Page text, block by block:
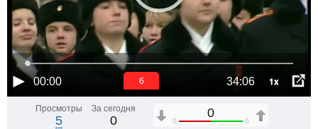
00:00 34:06 1x
6
Просмотры
5
За сегодня
0
0
0 0